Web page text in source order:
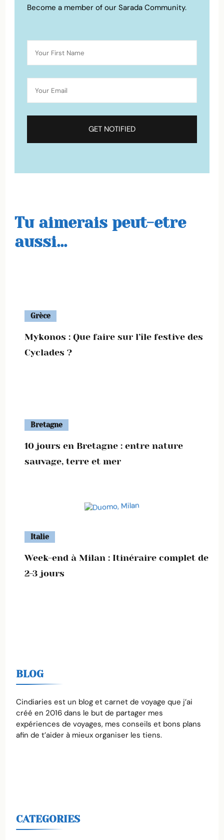
Become a member of our Sarada Community.
Tu aimerais peut-etre
aussi...
Grèce
Mykonos : Que faire sur l’île festive des
Cyclades ?
Bretagne
10 jours en Bretagne : entre nature
sauvage, terre et mer
Italie
Week-end à Milan : Itinéraire complet de
2-3 jours
BLOG
Cindiaries est un blog et carnet de voyage que j’ai
créé en 2016 dans le but de partager mes
expériences de voyages, mes conseils et bons plans
afin de t’aider à mieux organiser les tiens.
CATEGORIES